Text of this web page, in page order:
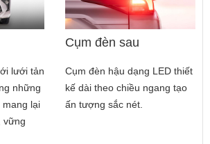
lưới tản
những
mang lại
vững
Cụm đèn sau
Cụm đèn hậu dạng LED thiết
kế dài theo chiều ngang tạo
ấn tượng sắc nét.